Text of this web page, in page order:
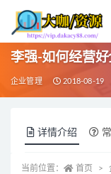
李强-如何经营
企业管理 2018-08-19
详情介绍
当前位置： 首页
全部